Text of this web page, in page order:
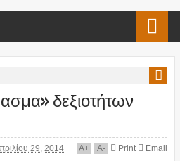
δεξιοτήτων
29, 2014 A+ A- Print Email